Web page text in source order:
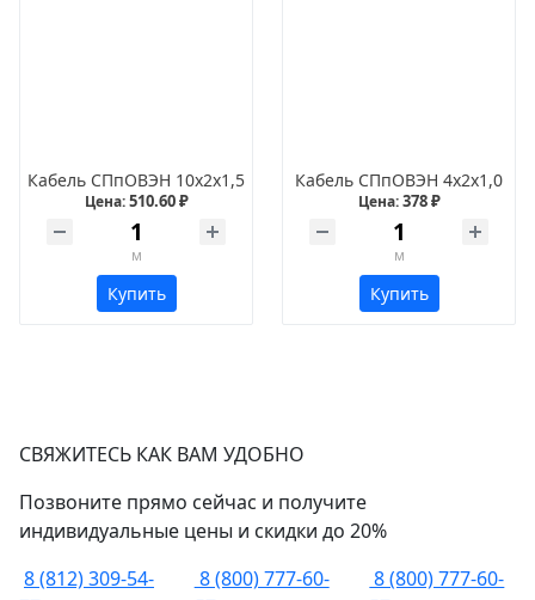
Кабель СПпОВЭН 10х2х1,5
Цена:510.60 ₽
м
Купить
Кабель СПпОВЭН 4х2х1,0
Цена:378 ₽
м
Купить
СВЯЖИТЕСЬ КАК ВАМ УДОБНО
Позвоните прямо сейчас и получите
индивидуальные цены и скидки до 20%
8 (812) 309-54-
8 (800) 777-60-
8 (800) 777-60-